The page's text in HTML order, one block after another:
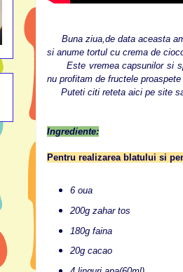
Buna ziua,de data aceasta
si anume tortul cu crema de
Este vremea capsunilor si
nu profitam de fructele
Puteti citi reteta aici pe site
Ingrediente:
Pentru realizarea blatului si
6 oua
200g zahar tos
180g faina
20g cacao